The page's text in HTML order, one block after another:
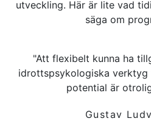
utveckling. Här är lite vad
säga om
"Att flexibelt kunna ha
idrottspsykologiska
potential är
Gustav